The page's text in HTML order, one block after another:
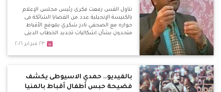
تناول القس رفعت فكرى رئيس مجلس الإعلام
بالكنيسة الإنجيلية عدد من القضايا الشائكة فى
حواره مع الصحفي نادر شكري بموقع الأقباط
متحدون بشأن إشكاليات تجديد الخطاب الديني
والأزمة بين الطوائف المسيحية وحقيقة مجلس
٢٣ فبراير ٢٠١٦
بالفيديو.. حمدي الاسيوطى يكشف
فضيحة حبس أطفال أقباط بالمنيا